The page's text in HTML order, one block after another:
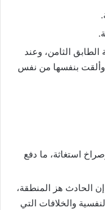
الثامن، وعند
وألقت بنفسها من نفس
استغاثة، ما دفع
الحادث هز المنطقة،
والخلافات التي